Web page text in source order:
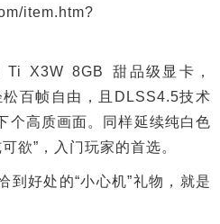
item.htm?
X3W 8GB 甜品级显卡，
百帧自由，且DLSS4.5技术
个高质画面。同样延续纯白色
欲”，入门玩家的首选。
好处的“小心机”礼物，就是